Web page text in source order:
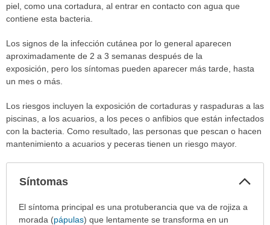
piel, como una cortadura, al entrar en contacto con agua que
contiene esta bacteria.
Los signos de la infección cutánea por lo general aparecen
aproximadamente de 2 a 3 semanas después de la
exposición, pero los síntomas pueden aparecer más tarde, hasta
un mes o más.
Los riesgos incluyen la exposición de cortaduras y raspaduras a las
piscinas, a los acuarios, a los peces o anfibios que están infectados
con la bacteria. Como resultado, las personas que pescan o hacen
mantenimiento a acuarios y peceras tienen un riesgo mayor.
Síntomas
Síntomas
El síntoma principal es una protuberancia que va de rojiza a
morada (pápulas) que lentamente se transforma en un